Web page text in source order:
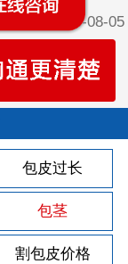
2026-08-05
2026-08-05
2026-07-30
2026-07-29
2026-07-29
2026-07-29
包皮过长
包茎
割包皮价格